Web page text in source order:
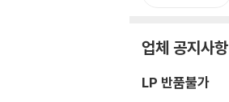
업체 공지사항
LP 반품불가